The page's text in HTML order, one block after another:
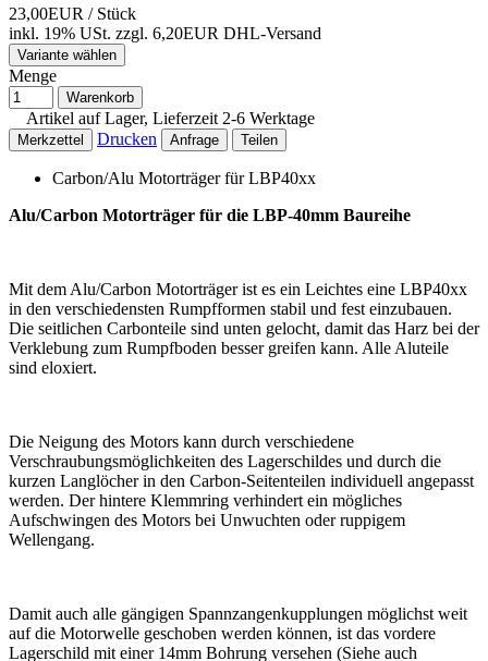
23,00EUR / Stück
inkl. 19% USt. zzgl. 6,20EUR DHL-Versand
Variante wählen
Menge
Warenkorb
Artikel auf Lager, Lieferzeit 2-6 Werktage
Merkzettel Drucken Anfrage Teilen
Carbon/Alu Motorträger für LBP40xx
Alu/Carbon Motorträger für die LBP-40mm Baureihe
Mit dem Alu/Carbon Motorträger ist es ein Leichtes eine LBP40xx
in den verschiedensten Rumpfformen stabil und fest einzubauen.
Die seitlichen Carbonteile sind unten gelocht, damit das Harz bei der
Verklebung zum Rumpfboden besser greifen kann. Alle Aluteile
sind eloxiert.
Die Neigung des Motors kann durch verschiedene
Verschraubungsmöglichkeiten des Lagerschildes und durch die
kurzen Langlöcher in den Carbon-Seitenteilen individuell angepasst
werden. Der hintere Klemmring verhindert ein mögliches
Aufschwingen des Motors bei Unwuchten oder ruppigem
Wellengang.
Damit auch alle gängigen Spannzangenkupplungen möglichst weit
auf die Motorwelle geschoben werden können, ist das vordere
Lagerschild mit einer 14mm Bohrung versehen (Siehe auch